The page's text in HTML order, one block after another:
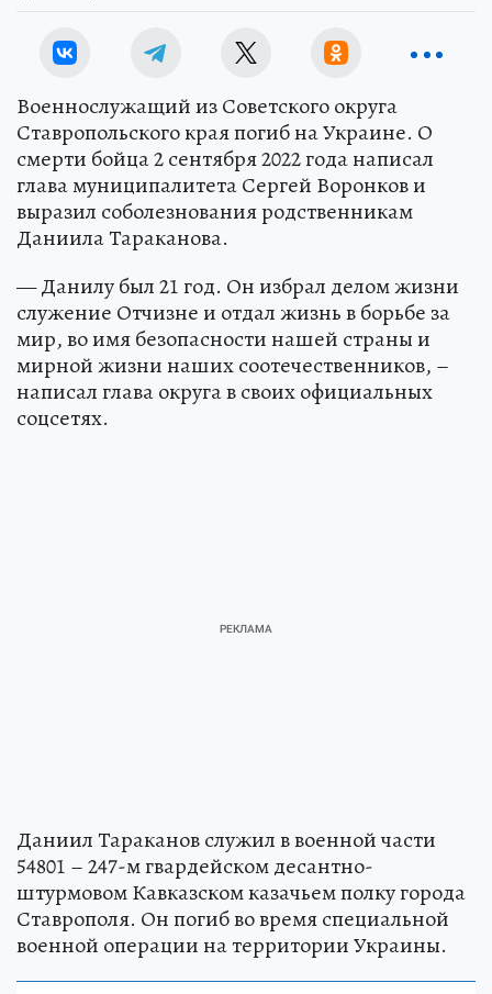
Военнослужащий из Советского округа
Ставропольского края погиб на Украине. О
смерти бойца 2 сентября 2022 года написал
глава муниципалитета Сергей Воронков и
выразил соболезнования родственникам
Даниила Тараканова.
— Данилу был 21 год. Он избрал делом жизни
служение Отчизне и отдал жизнь в борьбе за
мир, во имя безопасности нашей страны и
мирной жизни наших соотечественников, –
написал глава округа в своих официальных
соцсетях.
Даниил Тараканов служил в военной части
54801 – 247-м гвардейском десантно-
штурмовом Кавказском казачьем полку города
Ставрополя. Он погиб во время специальной
военной операции на территории Украины.